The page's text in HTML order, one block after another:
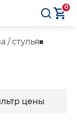
0
/ стулья
цены